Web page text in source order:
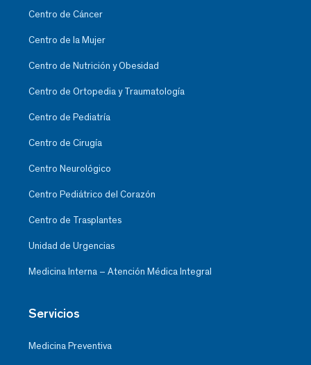
Centro de Cáncer
Centro de la Mujer
Centro de Nutrición y Obesidad
Centro de Ortopedia y Traumatología
Centro de Pediatría
Centro de Cirugía
Centro Neurológico
Centro Pediátrico del Corazón
Centro de Trasplantes
Unidad de Urgencias
Medicina Interna – Atención Médica Integral
Servicios
Medicina Preventiva